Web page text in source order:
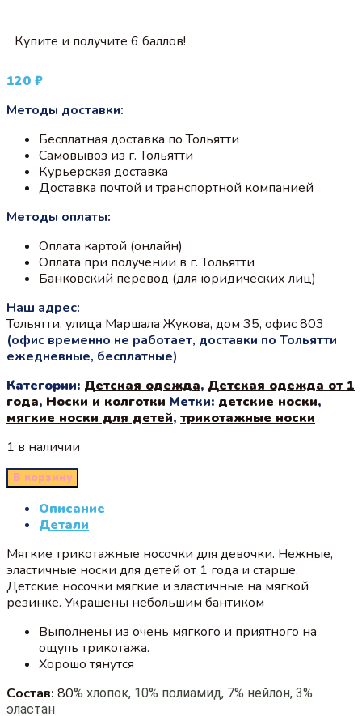
Купите и получите 6 баллов!
120 ₽
Методы доставки:
Бесплатная доставка по Тольятти
Самовывоз из г. Тольятти
Курьерская доставка
Доставка почтой и транспортной компанией
Методы оплаты:
Оплата картой (онлайн)
Оплата при получении в г. Тольятти
Банковский перевод (для юридических лиц)
Наш адрес:
Тольятти, улица Маршала Жукова, дом 35, офис 803
(офис временно не работает, доставки по Тольятти
ежедневные, бесплатные)
Категории: Детская одежда, Детская одежда от 1
года, Носки и колготки Метки: детские носки,
мягкие носки для детей, трикотажные носки
1 в наличии
В корзину
Описание
Детали
Мягкие трикотажные носочки для девочки. Нежные,
эластичные носки для детей от 1 года и старше.
Детские носочки мягкие и эластичные на мягкой
резинке. Украшены небольшим бантиком
Выполнены из очень мягкого и приятного на
ощупь трикотажа.
Хорошо тянутся
Состав: 80% хлопок, 10% полиамид, 7% нейлон, 3%
эластан